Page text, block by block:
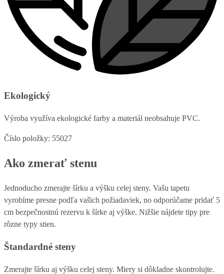
Ekologický
Výroba využíva ekologické farby a materiál neobsahuje PVC.
Číslo položky: 55027
Ako zmerať stenu
Jednoducho zmerajte šírku a výšku celej steny. Vašu tapetu
vyrobíme presne podľa vašich požiadaviek, no odporúčame pridať 5
cm bezpečnostnú rezervu k šírke aj výške. Nižšie nájdete tipy pre
rôzne typy stien.
Štandardné steny
Zmerajte šírku aj výšku celej steny. Miery si dôkladne skontrolujte.